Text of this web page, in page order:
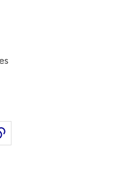
Linkedinsur Instagram